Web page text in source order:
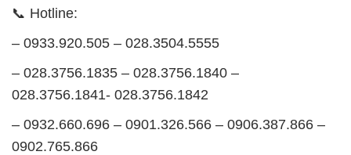
📞 Hotline:
– 0933.920.505 – 028.3504.5555
– 028.3756.1835 – 028.3756.1840 –
028.3756.1841- 028.3756.1842
– 0932.660.696 – 0901.326.566 – 0906.387.866 –
0902.765.866